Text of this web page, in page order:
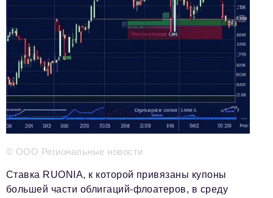
Телефон редакции:+7 495 727-01-67
Электронные почты редакции:
Информационный отдел
info@business-magazine.online
Отдел рекламы
reklama@business-magazine.online
Отдел распространения/редакционная подписка
podpiska@business-magazine.online
partner@business-magazine.online
© ООО Региональные новости
Ставка RUONIA, к которой привязаны купоны
большей части облигаций-флоатеров, в среду